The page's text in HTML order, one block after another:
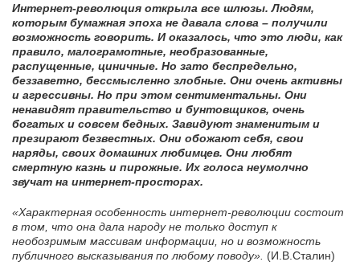
Интернет-революция открыла все шлюзы. Людям,
которым бумажная эпоха не давала слова – получили
возможность говорить. И оказалось, что это люди, как
правило, малограмотные, необразованные,
распущенные, циничные. Но зато беспредельно,
беззаветно, бессмысленно злобные. Они очень активны
и агрессивны. Но при этом сентиментальны. Они
ненавидят правительство и бунтовщиков, очень
богатых и совсем бедных. Завидуют знаменитым и
презирают безвестных. Они обожают себя, свои
наряды, своих домашних любимцев. Они любят
смертную казнь и пирожные. Их голоса неумолчно
звучат на интернет-просторах.
«Характерная особенность интернет-революции состоит
в том, что она дала народу не только доступ к
необозримым массивам информации, но и возможность
публичного высказывания по любому поводу». (И.В.Сталин)